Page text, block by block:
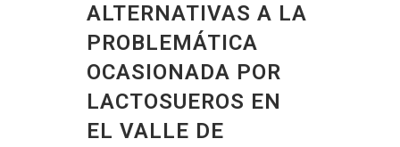
ALTERNATIVAS A LA
PROBLEMÁTICA
OCASIONADA POR
LACTOSUEROS EN
EL VALLE DE